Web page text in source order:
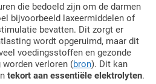
die bedoeld zijn om de darmen
bijvoorbeeld laxeermiddelen of
bevatten. Dit zorgt er
wordt opgeruimd, maar dit
voedingsstoffen en gezonde
verloren (bron). Dit kan
tekort aan essentiële elektrolyten.